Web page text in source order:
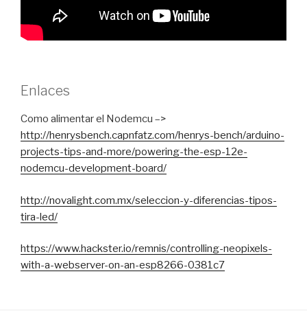
Enlaces
Como alimentar el Nodemcu –>
http://henrysbench.capnfatz.com/henrys-bench/arduino-
projects-tips-and-more/powering-the-esp-12e-
nodemcu-development-board/
http://novalight.com.mx/seleccion-y-diferencias-tipos-
tira-led/
https://www.hackster.io/remnis/controlling-neopixels-
with-a-webserver-on-an-esp8266-0381c7